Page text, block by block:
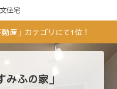
住宅
産」カテゴリにて1位！
みふの家」